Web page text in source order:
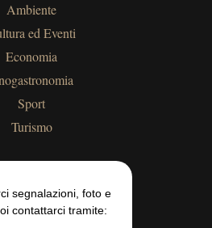
Ambiente
ed Eventi
Economia
Sport
Turismo
segnalazioni, foto e
contattarci tramite: